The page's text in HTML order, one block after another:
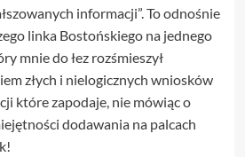
informacji”. To odnośnie
linka Bostońskiego na jednego
mnie do łez rozśmieszył
złych i nielogicznych wniosków
które zapodaje, nie mówiąc o
dodawania na palcach